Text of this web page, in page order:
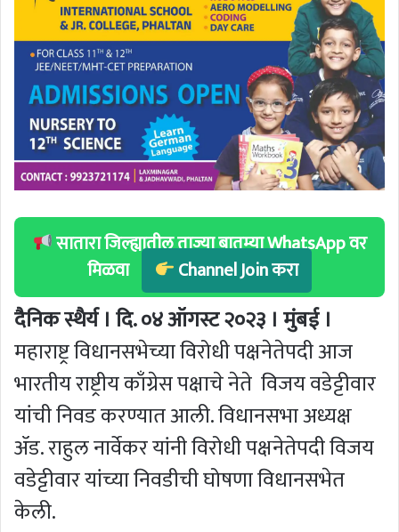
सातारा जिल्ह्यातील ताज्या बातम्या WhatsApp वर
मिळवा
Channel Join करा
दैनिक स्थैर्य । दि. ०४ ऑगस्ट २०२३ । मुंबई ।
महाराष्ट्र विधानसभेच्या विरोधी पक्षनेतेपदी आज
भारतीय राष्ट्रीय काँग्रेस पक्षाचे नेते विजय वडेट्टीवार
यांची निवड करण्यात आली. विधानसभा अध्यक्ष
ॲड. राहुल नार्वेकर यांनी विरोधी पक्षनेतेपदी विजय
वडेट्टीवार यांच्या निवडीची घोषणा विधानसभेत
केली.